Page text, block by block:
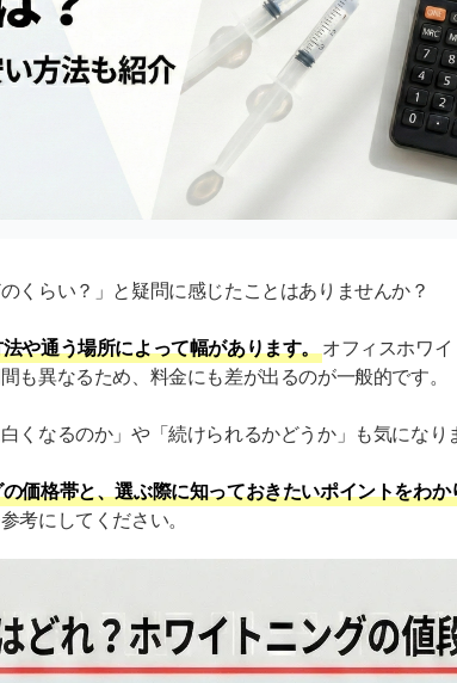
くらい？」と疑問に感じたことはありませんか？
や通う場所によって幅があります。
オフィスホワ
も異なるため、料金にも差が出るのが一般的です。
くなるのか」や「続けられるかどうか」も気になり
価格帯と、選ぶ際に知っておきたいポイントをわか
考にしてください。